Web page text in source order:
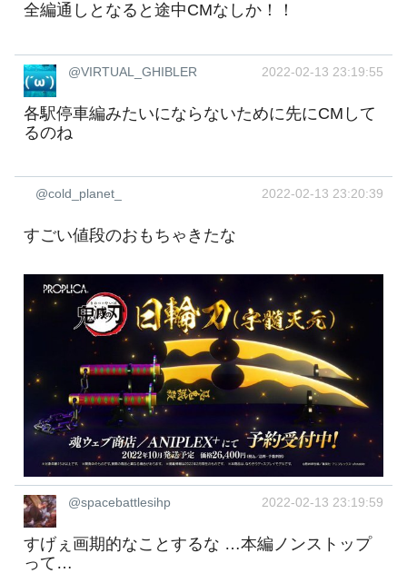
全編通しとなると途中CMなしか！！
@VIRTUAL_GHIBLER 2022-02-13 23:19:55
各駅停車編みたいにならないために先にCMして
るのね
@cold_planet_ 2022-02-13 23:20:39
すごい値段のおもちゃきたな
@spacebattlesihp 2022-02-13 23:19:59
すげぇ画期的なことするな …本編ノンストップ
って…